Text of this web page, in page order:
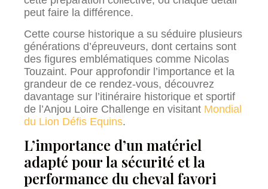
peut faire la différence.
Cette course historique a su séduire plusieurs
générations d’épreuveurs, dont certains sont
des figures emblématiques comme Nicolas
Touzaint. Pour approfondir l’importance et la
grandeur de ce rendez-vous, découvrez
davantage sur l’itinéraire historique et sportif
de l’Anjou Loire Challenge en visitant Mondial
du Lion Défis Equins.
L’importance d’un matériel
adapté pour la sécurité et la
performance du cheval favori